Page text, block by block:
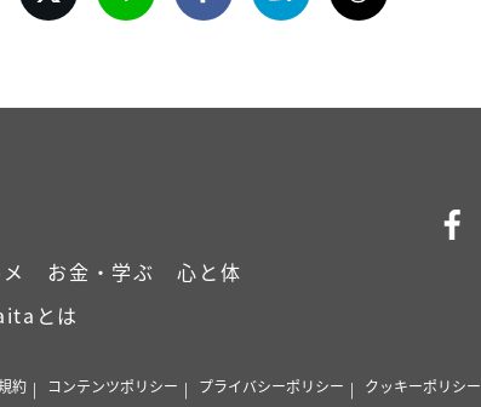
お金・学ぶ
心と体
とは
約 コンテンツポリシー プライバシーポリシー クッキーポリシー